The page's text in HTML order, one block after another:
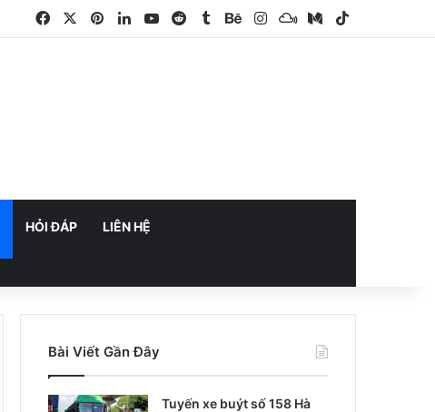
FacebookPinterestLinkedIn
YouTube
RedditTumblrBehance
InstagramMixcloud
Medium
HỎI ĐÁP LIÊN HỆ
Bài Viết Gần Đây
Tuyến xe buýt số 158 Hà